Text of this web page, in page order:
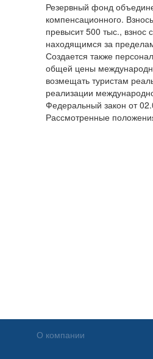
Резервный фонд
компенсационного.
превысит 500 тыс., взнос
находящимся за
Создается также
общей цены
возмещать туристам
реализации
Федеральный закон от
Рассмотренные
О компании